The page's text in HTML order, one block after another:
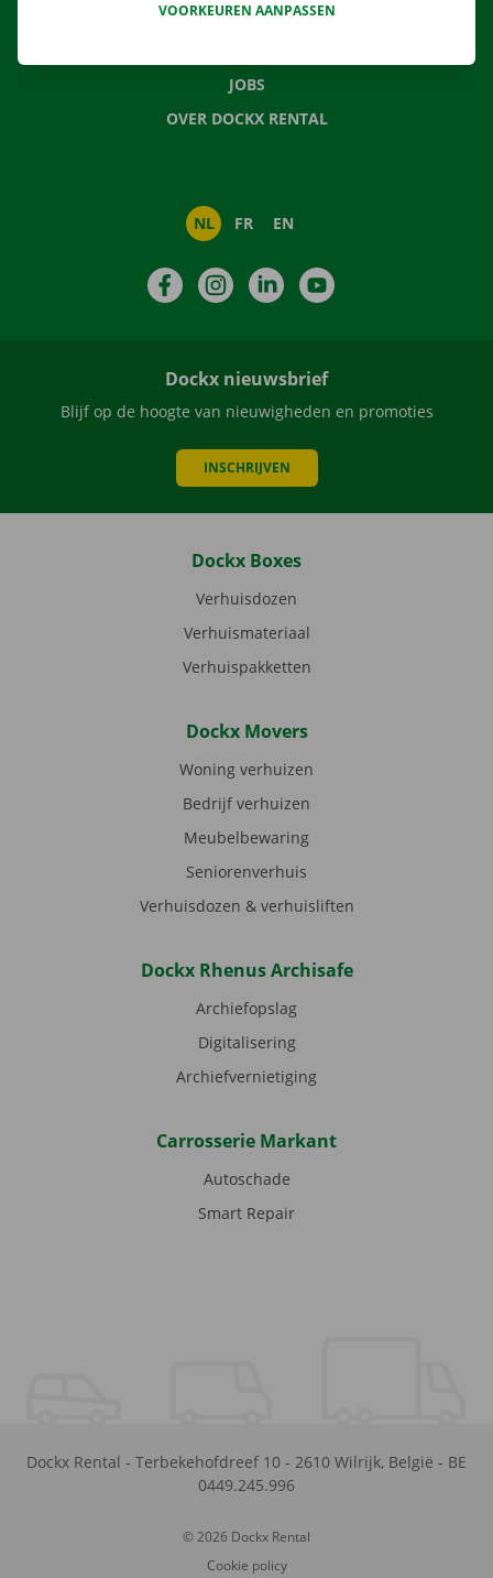
NIEUWS
JOBS
OVER DOCKX RENTAL
NL FR EN
FacebookInstagramLinkedIn
Dockx nieuwsbrief
Blijf op de hoogte van nieuwigheden en promoties
INSCHRIJVEN
Dockx Boxes
Verhuisdozen
Verhuismateriaal
Verhuispakketten
Dockx Movers
Woning verhuizen
Bedrijf verhuizen
Meubelbewaring
Seniorenverhuis
Verhuisdozen & verhuisliften
Dockx Rhenus Archisafe
Archiefopslag
Digitalisering
Archiefvernietiging
Carrosserie Markant
Autoschade
Smart Repair
Dockx Rental - Terbekehofdreef 10 - 2610 Wilrijk, België - BE
0449.245.996
© 2026 Dockx Rental
Cookie policy
VOORKEUREN AANPASSEN